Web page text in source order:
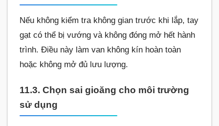
Nếu không kiểm tra không gian trước khi lắp, tay
gạt có thể bị vướng và không đóng mở hết hành
trình. Điều này làm van không kín hoàn toàn
hoặc không mở đủ lưu lượng.
11.3. Chọn sai gioăng cho môi trường
sử dụng